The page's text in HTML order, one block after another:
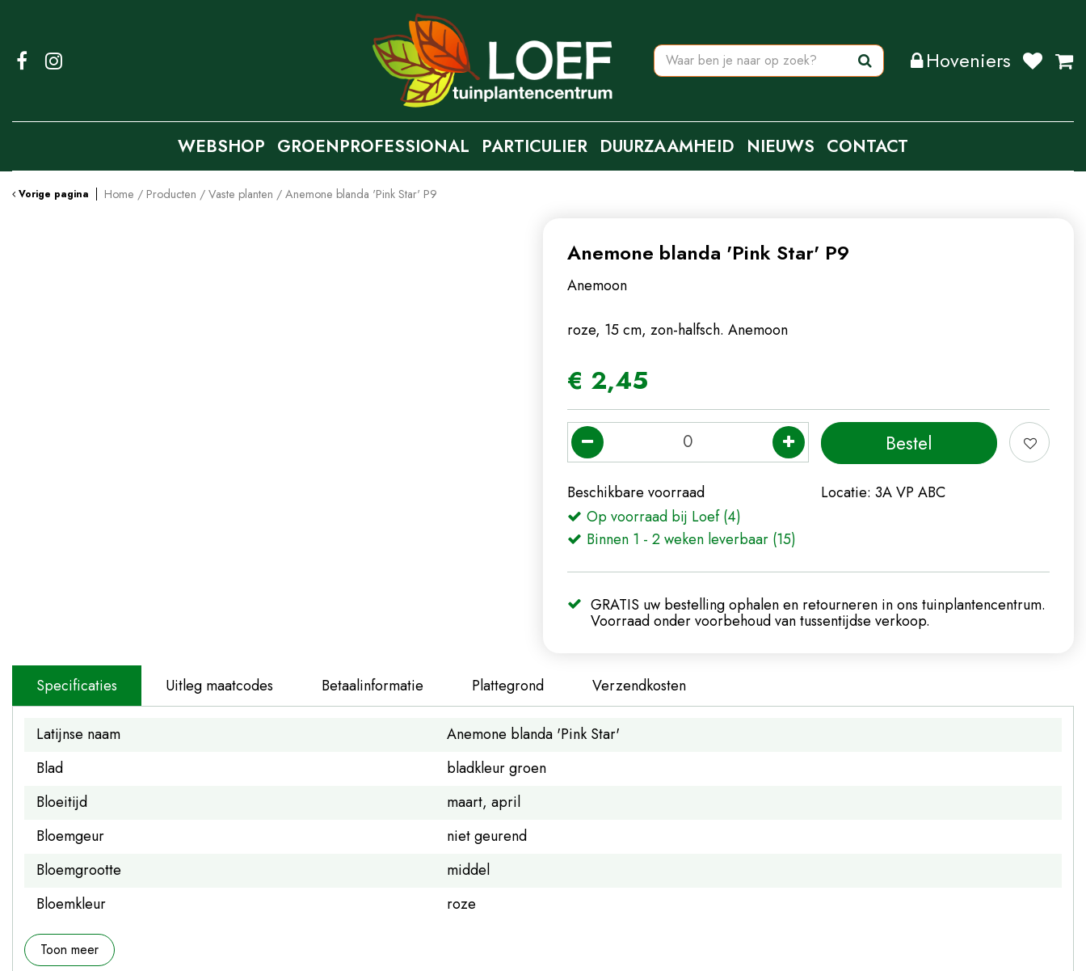
content
Vorige pagina Home Producten Vaste planten Anemone blanda 'Pink Star' P9
Hoveniers
WEBSHOP GROENPROFESSIONAL PARTICULIER DUURZAAMHEID NIEUWS CONTACT
Anemone blanda 'Pink Star' P9
Anemoon
roze, 15 cm, zon-halfsch. Anemoon
€ 2,45
Beschikbare voorraad
Op voorraad bij Loef (4)
Binnen 1 - 2 weken leverbaar (15)
Locatie: 3A VP ABC
GRATIS uw bestelling ophalen en retourneren in ons tuinplantencentrum.
Voorraad onder voorbehoud van tussentijdse verkoop.
Specificaties Uitleg maatcodes Betaalinformatie Plattegrond Verzendkosten
Latijnse naam
Anemone blanda 'Pink Star'
Blad
bladkleur groen
Bloeitijd
maart, april
Bloemgeur
niet geurend
Bloemgrootte
middel
Bloemkleur
roze
Toon meer